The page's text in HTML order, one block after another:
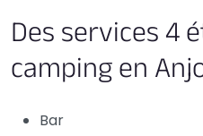
Des services 4
camping en
Bar